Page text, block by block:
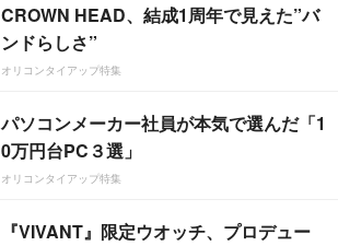
CROWN HEAD、結成1周年で見えた”バ
ンドらしさ”
オリコンタイアップ特集
パソコンメーカー社員が本気で選んだ「1
0万円台PC３選」
オリコンタイアップ特集
『VIVANT』限定ウオッチ、プロデュー